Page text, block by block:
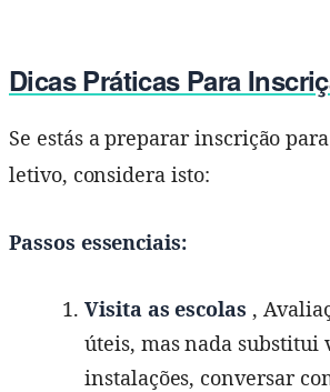
Dicas Práticas Para
Se estás a preparar inscrição
letivo, considera isto:
Passos essenciais:
Visita as escolas ,
úteis, mas nada substitui
instalações, conversar